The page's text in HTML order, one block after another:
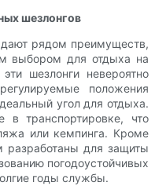
шезлонгов
рядом преимуществ,
выбором для отдыха на
шезлонги невероятно
положения
угол для отдыха.
транспортировке, что
или кемпинга. Кроме
разработаны для защиты
погодоустойчивых
годы службы.